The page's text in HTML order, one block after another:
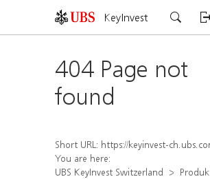
KeyInvest
404 Page not
found
Short URL: https://keyinvest-ch.ubs.com/produkt/detail/index/isin/
You are here:
UBS KeyInvest Switzerland